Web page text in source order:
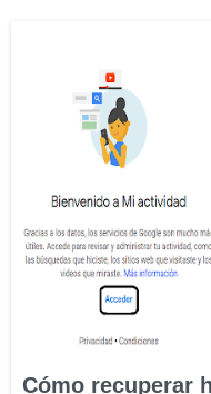
Cómo recuperar